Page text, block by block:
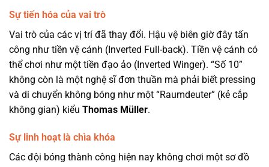
Sự tiến hóa của vai trò
Vai trò của các vị trí đã thay đổi. Hậu vệ biên giờ đây tấn
công như tiền vệ cánh (Inverted Full-back). Tiền vệ cánh có
thể chơi như một tiền đạo ảo (Inverted Winger). “Số 10”
không còn là một nghệ sĩ đơn thuần mà phải biết pressing
và di chuyển không bóng như một “Raumdeuter” (kẻ cắp
không gian) kiểu Thomas Müller.
Sự linh hoạt là chìa khóa
Các đội bóng thành công hiện nay không chơi một sơ đồ